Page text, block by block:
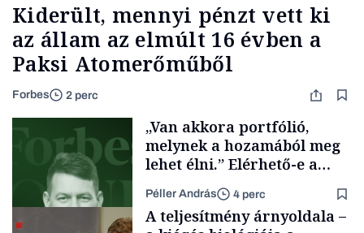
Kiderült, mennyi pénzt vett ki
az állam az elmúlt 16 évben a
Paksi Atomerőműből
Forbes 2 perc
„Van akkora portfólió,
melynek a hozamából meg
lehet élni.” Elérhető-e a
passzív jövedelem és az
anyagi függetlenség?
Péller András 4 perc
A teljesítmény árnyoldala –